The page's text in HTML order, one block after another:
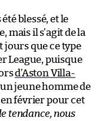
blessé, et le
mais il s’agit de la
jours que ce type
League, puisque
d’Aston Villa-
jeune homme de
février pour cet
tendance, nous